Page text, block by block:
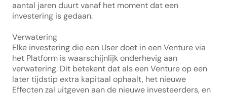
aantal jaren duurt vanaf het moment dat een
investering is gedaan.
Verwatering
Elke investering die een User doet in een Venture via
het Platform is waarschijnlijk onderhevig aan
verwatering. Dit betekent dat als een Venture op een
later tijdstip extra kapitaal ophaalt, het nieuwe
Effecten zal uitgeven aan de nieuwe investeerders, en